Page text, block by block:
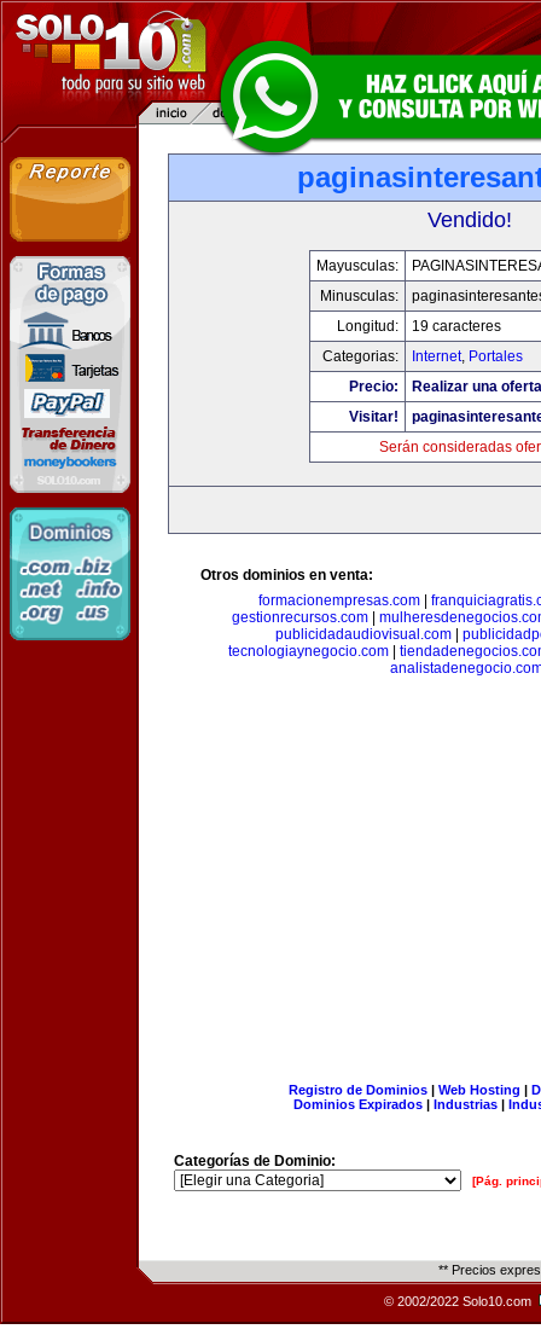
Vendido!
Mayusculas:
Minusculas:
Longitud:
19 caracteres
Categorias:
Internet, Portales
Precio:
Realizar una
Visitar!
Serán consideradas
Otros dominios en venta:
formacionempresas.com|
gestionrecursos.com|
publicidadaudiovisual.com|
tecnologiaynegocio.com
Registro de Dominios| Web Hosting |
Dominios Expirados | Industrias |
Categorías de Dominio:
[Pág.
** Precios
© 2002/2022 Solo10.com